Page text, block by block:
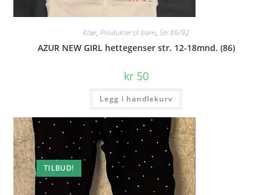
Klær, Produkter til barn, Str 86/92
AZUR NEW GIRL hettegenser str. 12-18mnd. (86)
kr50
Legg i handlekurv
TILBUD!